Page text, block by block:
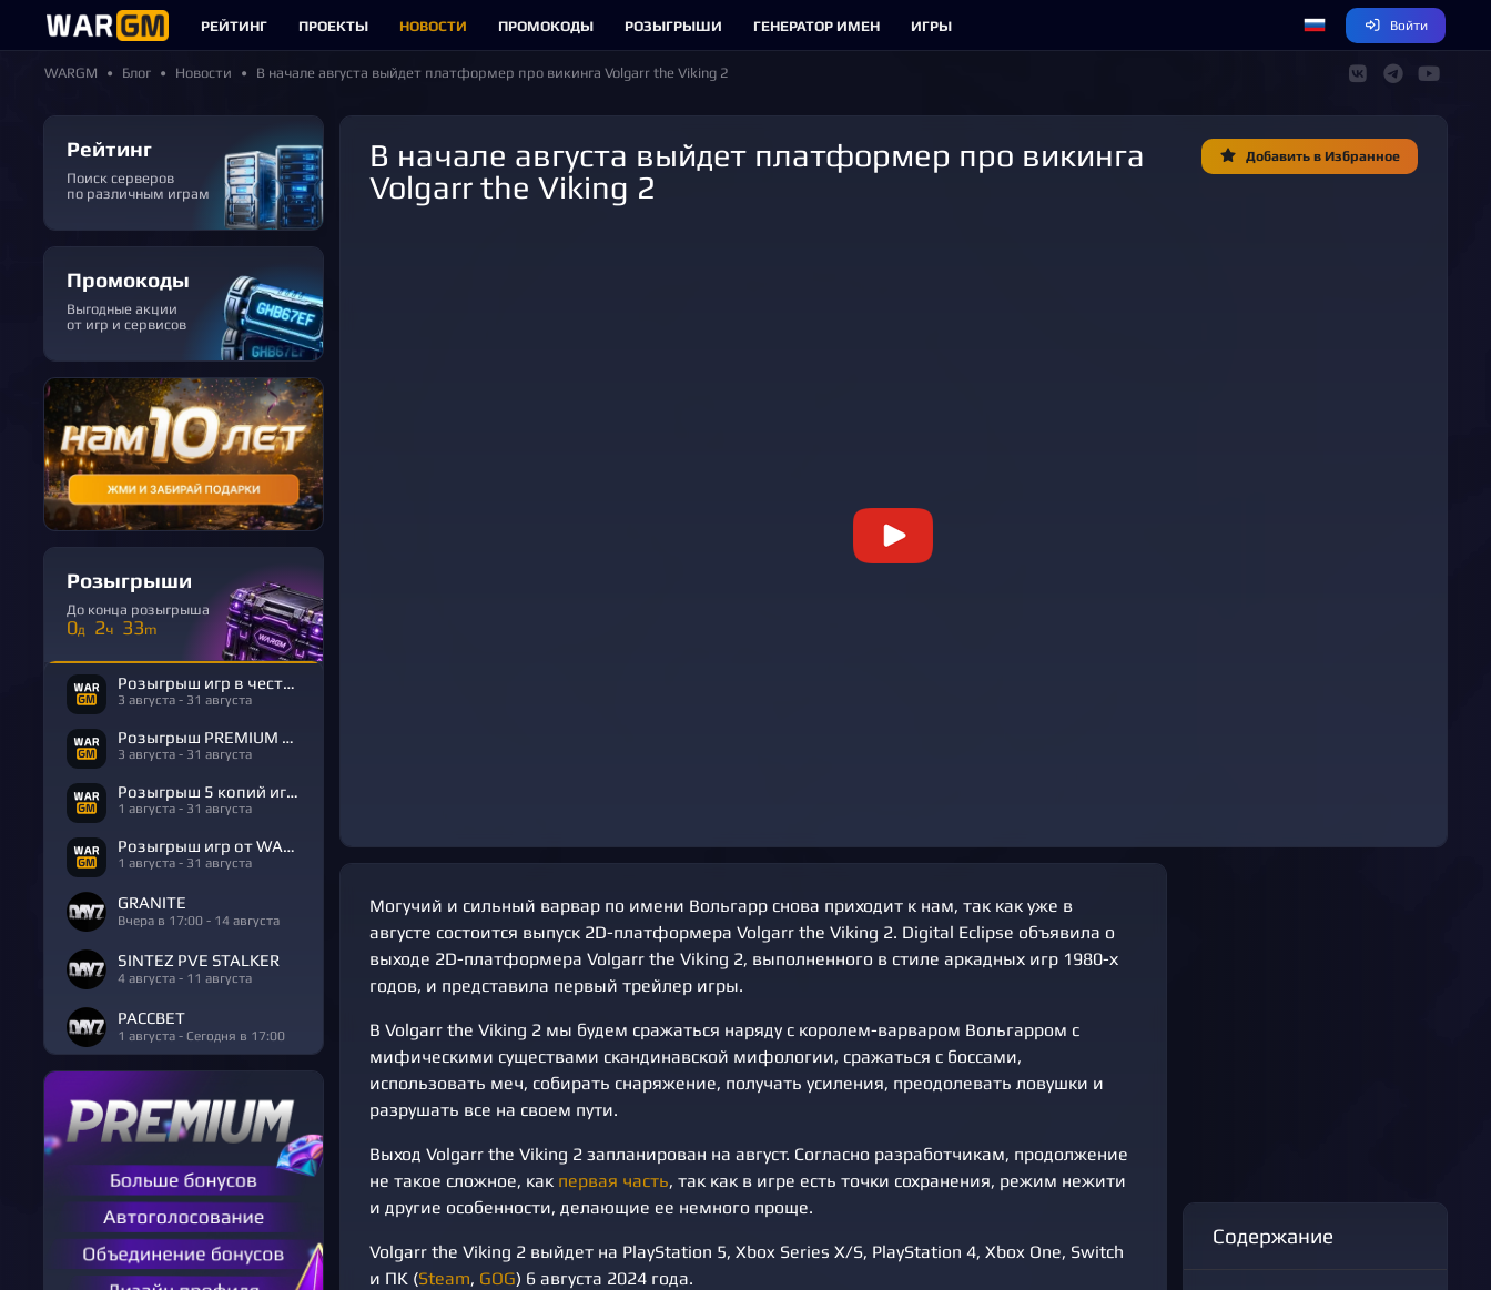
РЕЙТИНГ ПРОЕКТЫ НОВОСТИ ПРОМОКОДЫ РОЗЫГРЫШИ ГЕНЕРАТОР ИМЕН ИГРЫ Войти
WARGM Блог Новости В начале августа выйдет платформер про викинга Volgarr the Viking 2
Рейтинг
Поиск серверов
по различным играм
Промокоды
Выгодные акции
от игр и сервисов
Розыгрыши
До конца розыгрыша
0д 2ч 33m
Розыгрыш игр в честь Дня Рождения
3 августа - 31 августа
Розыгрыш PREMIUM в честь Дня Рождения
3 августа - 31 августа
Розыгрыш 5 копий игры R.E.P.O.
1 августа - 31 августа
Розыгрыш игр от WARGM
1 августа - 31 августа
GRANITE
Вчера в 17:00 - 14 августа
SINTEZ PVE STALKER
4 августа - 11 августа
РАССВЕТ
1 августа - Сегодня в 17:00
Добавить в Избранное
В начале августа выйдет платформер про викинга
Volgarr the Viking 2
Могучий и сильный варвар по имени Вольгарр снова приходит к нам, так как уже в
августе состоится выпуск 2D-платформера Volgarr the Viking 2. Digital Eclipse объявила о
выходе 2D-платформера Volgarr the Viking 2, выполненного в стиле аркадных игр 1980-х
годов, и представила первый трейлер игры.
В Volgarr the Viking 2 мы будем сражаться наряду с королем-варваром Вольгарром с
мифическими существами скандинавской мифологии, сражаться с боссами,
использовать меч, собирать снаряжение, получать усиления, преодолевать ловушки и
разрушать все на своем пути.
Выход Volgarr the Viking 2 запланирован на август. Согласно разработчикам, продолжение
не такое сложное, как первая часть, так как в игре есть точки сохранения, режим нежити
и другие особенности, делающие ее немного проще.
Volgarr the Viking 2 выйдет на PlayStation 5, Xbox Series X/S, PlayStation 4, Xbox One, Switch
и ПК (Steam, GOG) 6 августа 2024 года.
Содержание